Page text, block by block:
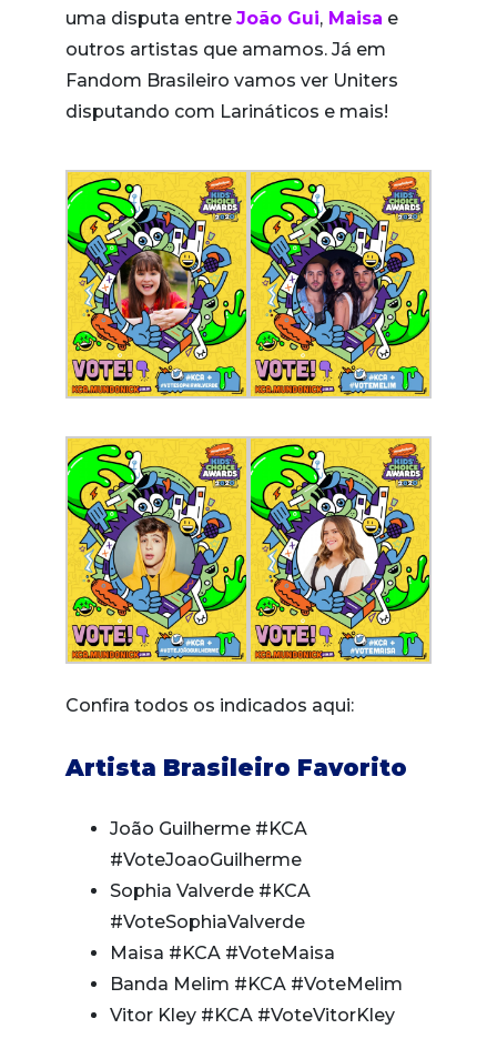
uma disputa entre João Gui, Maisa e
outros artistas que amamos. Já em
Fandom Brasileiro vamos ver Uniters
disputando com Larináticos e mais!
Confira todos os indicados aqui:
Artista Brasileiro Favorito
João Guilherme #KCA
#VoteJoaoGuilherme
Sophia Valverde #KCA
#VoteSophiaValverde
Maisa #KCA #VoteMaisa
Banda Melim #KCA #VoteMelim
Vitor Kley #KCA #VoteVitorKley